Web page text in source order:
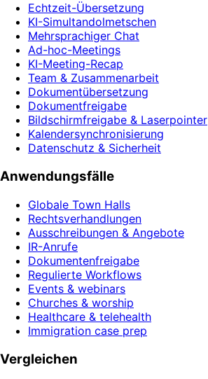
Echtzeit-Übersetzung
KI-Simultandolmetschen
Mehrsprachiger Chat
Ad-hoc-Meetings
KI-Meeting-Recap
Team & Zusammenarbeit
Dokumentübersetzung
Dokumentfreigabe
Bildschirmfreigabe & Laserpointer
Kalendersynchronisierung
Datenschutz & Sicherheit
Anwendungsfälle
Globale Town Halls
Rechtsverhandlungen
Ausschreibungen & Angebote
IR-Anrufe
Dokumentenfreigabe
Regulierte Workflows
Events & webinars
Churches & worship
Healthcare & telehealth
Immigration case prep
Vergleichen